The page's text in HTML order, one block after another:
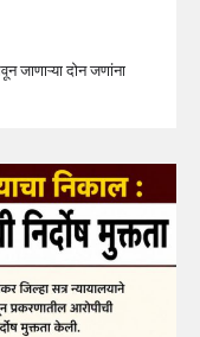
जाणाऱ्या दोन जणांना